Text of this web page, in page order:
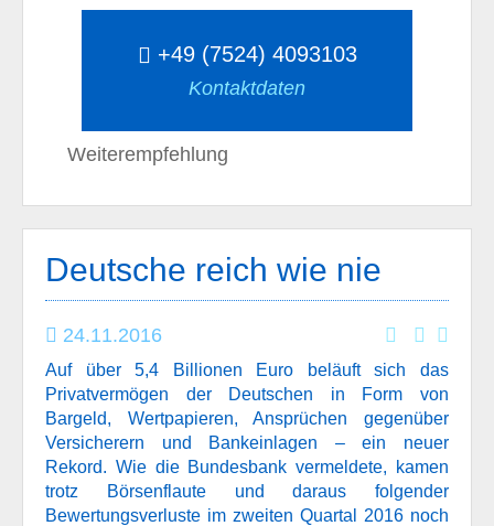
+49 (7524) 4093103
Kontaktdaten
Weiterempfehlung
Deutsche reich wie nie
24.11.2016
Auf über 5,4 Billionen Euro beläuft sich das
Privatvermögen der Deutschen in Form von
Bargeld, Wertpapieren, Ansprüchen gegenüber
Versicherern und Bankeinlagen – ein neuer
Rekord. Wie die Bundesbank vermeldete, kamen
trotz Börsenflaute und daraus folgender
Bewertungsverluste im zweiten Quartal 2016 noch